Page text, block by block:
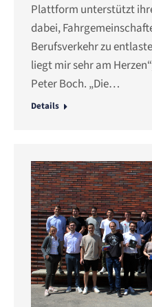
Plattform unterstützt
dabei,
Berufsverkehr zu
liegt mir sehr am
Peter Boch. „Die…
Details